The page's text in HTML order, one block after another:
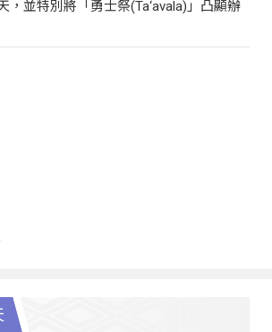
，並特別將「勇士祭(Ta‘avala)」凸顯辦